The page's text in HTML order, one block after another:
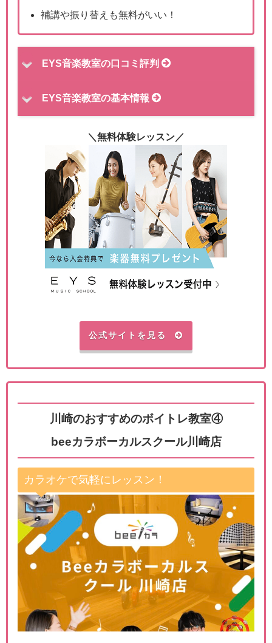
補講や振り替えも無料がいい！
EYS音楽教室の口コミ評判
EYS音楽教室の基本情報
＼無料体験レッスン／
公式サイトを見る
川崎のおすすめのボイトレ教室④
beeカラボーカルスクール川崎店
カラオケで気軽にレッスン！